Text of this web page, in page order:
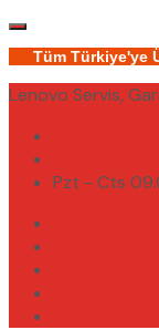
Tüm Türkiye'ye
Lenovo Servis,
Pzt - Cts